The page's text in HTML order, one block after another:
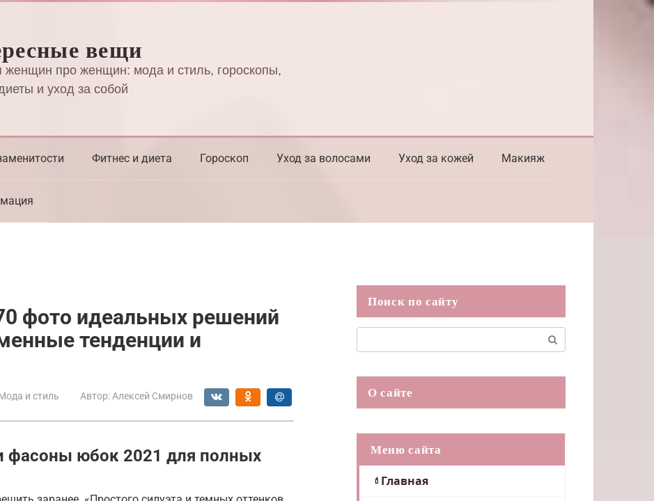
вещи
женщин про женщин: мода и стиль, гороскопы,
и уход за собой
Фитнес и диета Гороскоп Уход за волосами Уход за кожей Макияж
фото идеальных решений
тенденции и
и стиль Автор: Алексей Смирнов
фасоны юбок 2021 для полных
Поиск по сайту
О сайте
Меню сайта
Главная